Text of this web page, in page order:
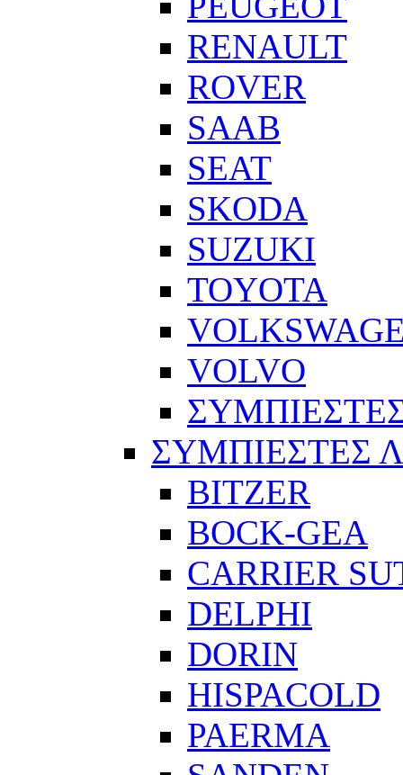
RENAULT
ROVER
SAAB
SEAT
SKODA
SUZUKI
TOYOTA
VOLVO
ΣΥΜΠΙΕΣΤΕΣ
BITZER
BOCK-GEA
CARRIER
DELPHI
DORIN
HISPACOLD
PAERMA